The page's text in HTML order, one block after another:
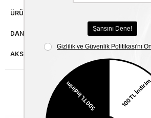
ÜRÜN ÖZELLIKLERI
DANIŞMA HATTI
AKSESUAR ONARIMI
Benzer Ürünler